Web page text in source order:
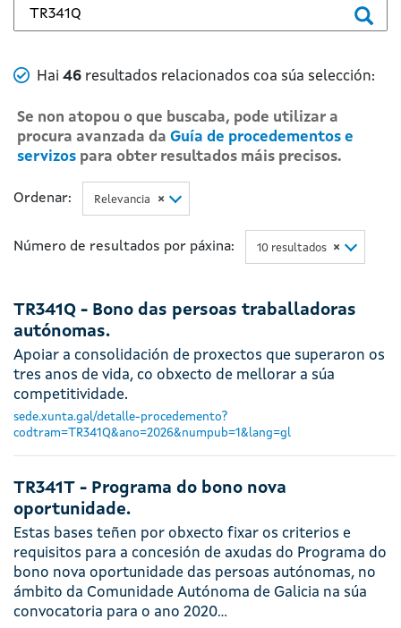
Buscar... no buscador principal
Numero de resultados
Hai 46 resultados relacionados coa súa selección:
Se non atopou o que buscaba, pode utilizar a
procura avanzada da Guía de procedementos e
servizos para obter resultados máis precisos.
Ordenar: ×
Relevancia
Número de resultados por páxina: ×
10 resultados
TR341Q - Bono das persoas traballadoras
autónomas.
Apoiar a consolidación de proxectos que superaron os
tres anos de vida, co obxecto de mellorar a súa
competitividade.
sede.xunta.gal/detalle-procedemento?
codtram=TR341Q&ano=2026&numpub=1&lang=gl
TR341T - Programa do bono nova
oportunidade.
Estas bases teñen por obxecto fixar os criterios e
requisitos para a concesión de axudas do Programa do
bono nova oportunidade das persoas autónomas, no
ámbito da Comunidade Autónoma de Galicia na súa
convocatoria para o ano 2020…